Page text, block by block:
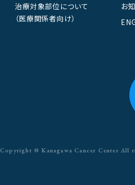
治療対象部位について
（医療関係者向け）
お
Copyright © Kanagawa Cancer Center All